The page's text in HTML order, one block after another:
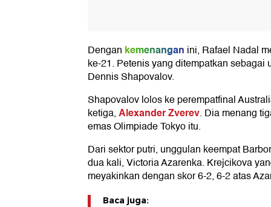
Dengan kemenangan ini, Rafael Nadal
ke-21. Petenis yang ditempatkan
Dennis Shapovalov.
Shapovalov lolos ke perempatfinal
ketiga,Alexander Zverev. Dia menang
emas Olimpiade Tokyo itu.
Dari sektor putri, unggulan keempat
dua kali, Victoria Azarenka. Krejcikova
meyakinkan dengan skor 6-2, 6-2 atas
Baca juga: